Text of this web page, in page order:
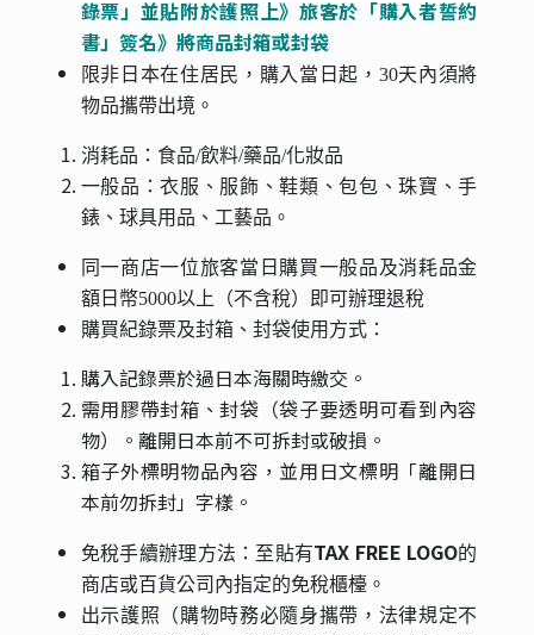
錄票」並貼附於護照上》旅客於「購入者誓約
書」簽名》將商品封箱或封袋
限非日本在住居民，購入當日起，30天內須將
物品攜帶出境。
消耗品：食品/飲料/藥品/化妝品
一般品：衣服、服飾、鞋類、包包、珠寶、手
錶、球具用品、工藝品。
同一商店一位旅客當日購買一般品及消耗品金
額日幣5000以上（不含稅）即可辦理退稅
購買紀錄票及封箱、封袋使用方式：
購入記錄票於過日本海關時繳交。
需用膠帶封箱、封袋（袋子要透明可看到內容
物）。離開日本前不可拆封或破損。
箱子外標明物品內容，並用日文標明「離開日
本前勿拆封」字樣。
免稅手續辦理方法： 至貼有TAX FREE LOGO的
商店或百貨公司內指定的免稅櫃檯。
出示護照（購物時務必隨身攜帶，法律規定不